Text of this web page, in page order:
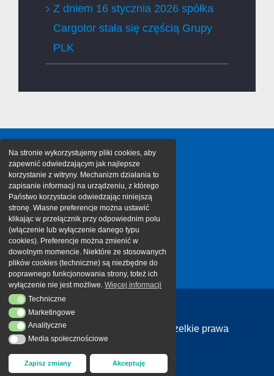
Z dniem 16 stycznia 2026 spółka
Cargotor stała się częścią Grupy
PLK
Copyright 2026 Cargotor | Wszelkie prawa
Na stronie wykorzystujemy pliki cookies, aby
zapewnić odwiedzającym jak najlepsze
korzystanie z witryny. Mechanizm działania to
zapisanie informacji na urządzeniu, z którego
Państwo korzystacie odwiedzając niniejszą
stronę. Własne preferencje można ustawić
klikając w przełącznik przy odpowiednim polu
(włączenie lub wyłączenie danego typu
cookies). Preferencje można zmienić w
dowolnym momencie. Niektóre ze stosowanych
plików cookies (techniczne) są niezbędne do
poprawnego funkcjonowania strony, toteż ich
wyłączenie nie jest możliwe.Więcej informacji
TechniczneTechniczne
Marketingowe
Marketingowe
AnalityczneAnalityczne
Media społecznościowe
Media społecznościowe
Zapisz zmiany Akceptuję